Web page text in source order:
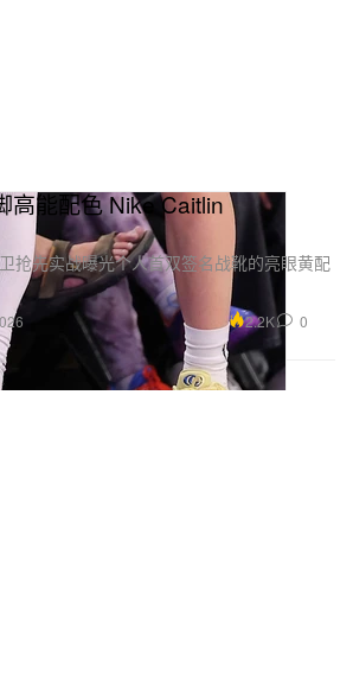
高能配色 Nike Caitlin
抢先实战曝光个人首双签名战靴的亮眼黄配
2.2K 0